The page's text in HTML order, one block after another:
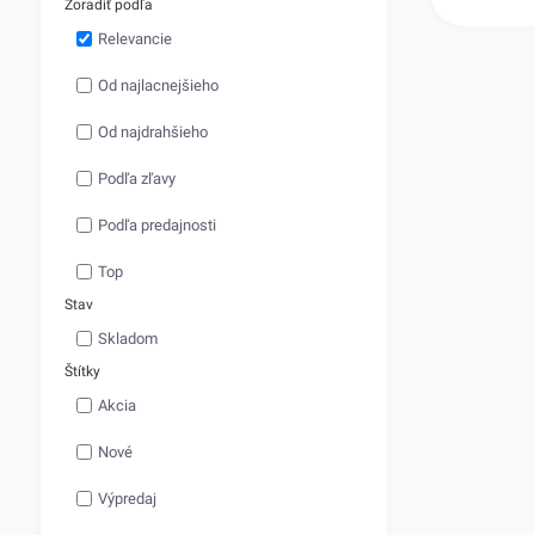
Zoradiť podľa
Relevancie
Od najlacnejšieho
Od najdrahšieho
Podľa zľavy
Podľa predajnosti
Top
Stav
Skladom
Štítky
Akcia
Nové
Výpredaj